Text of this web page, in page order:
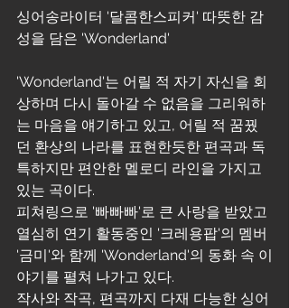
싱어송라이터 '달콤한스피커' 따뜻한 감
성을 담은 'Wonderland'
'Wonderland'는 어릴 적 자기 자신을 회
상하며 다시 돌아갈 수 없음을 그리워하
는 마음을 얘기하고 있고, 어릴 적 꿈꿨
던 환상의 나라를 표현한듯한 편곡과 독
특하지만 편안한 멜로디 라인을 가지고
있는 곡이다.
피쳐링으로 '빠빠빠'로 큰 사랑을 받았고
열심히 연기 활동중인 '크레용팝'의 멤버
'금미'와 함께 'Wonderland'의 동화 속 이
야기를 펼쳐 나가고 있다.
작사와 작곡, 편곡까지 다재 다능한 싱어